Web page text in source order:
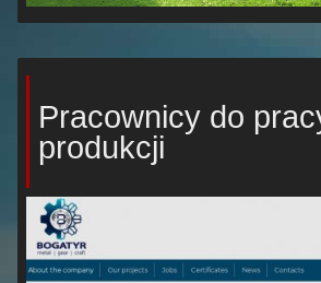
Pracownicy do
produkcji